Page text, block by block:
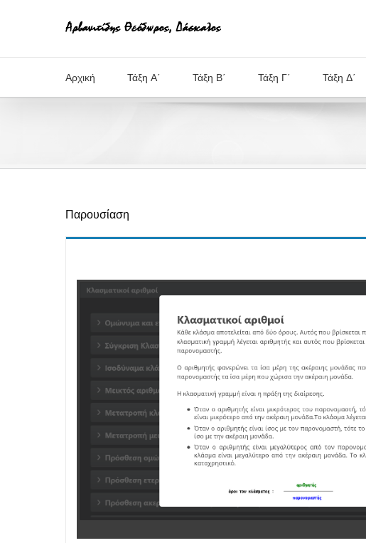
Αρχική Τάξη Α΄ Τάξη Β΄ Τάξη Γ΄ Τάξη Δ΄
Παρουσίαση